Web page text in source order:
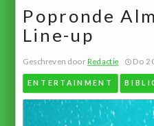
Popronde
Line-up
Geschreven doorRedactie Do
ENTERTAINMENT